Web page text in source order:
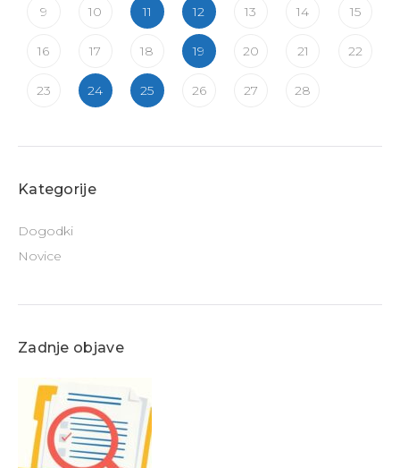
9 10 11 12 13 14 15
16 17 18 19 20 21 22
23 24 25 26 27 28
Kategorije
Dogodki
Novice
Zadnje objave